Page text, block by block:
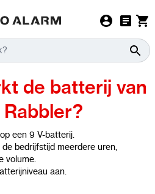
de batterij van
een 9 V-batterij.
bedrijfstijd meerdere uren,
volume.
aan.